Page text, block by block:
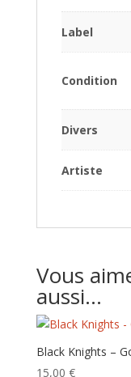
Label
Condition
Divers
Artiste
Vous
aussi…
Black Knights –
15,00 €